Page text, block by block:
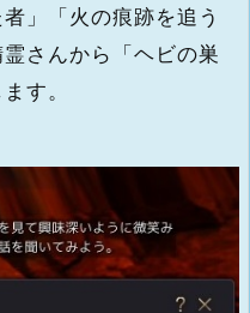
」「火の痕跡を追う
さんから「ヘビの巣
す。